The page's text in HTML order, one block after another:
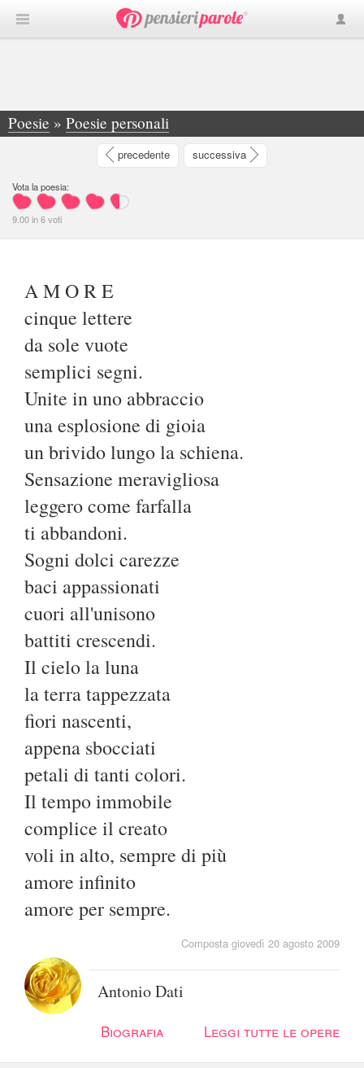
Poesie » Poesie personali
»A M O R E cinque lettere da sole vuote... - Antonio Dati
precedente successiva
Vota la poesia:
9.00in6voti
A M O R E
cinque lettere
da sole vuote
semplici segni.
Unite in uno abbraccio
una esplosione di gioia
un brivido lungo la schiena.
Sensazione meravigliosa
leggero come farfalla
ti abbandoni.
Sogni dolci carezze
baci appassionati
cuori all'unisono
battiti crescendi.
Il cielo la luna
la terra tappezzata
fiori nascenti,
appena sbocciati
petali di tanti colori.
Il tempo immobile
complice il creato
voli in alto, sempre di più
amore infinito
amore per sempre.
Composta giovedì 20 agosto 2009
Antonio Dati
Biografia Leggi tutte le opere